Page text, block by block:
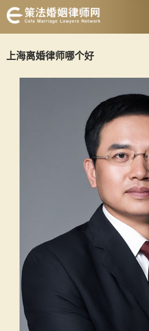
财产分
抚养权
涉外婚
遗产继
关于我
上海离婚律师哪个好